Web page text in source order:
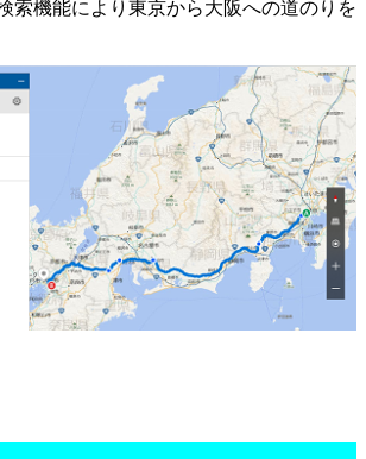
索機能により東京から大阪への道のりを